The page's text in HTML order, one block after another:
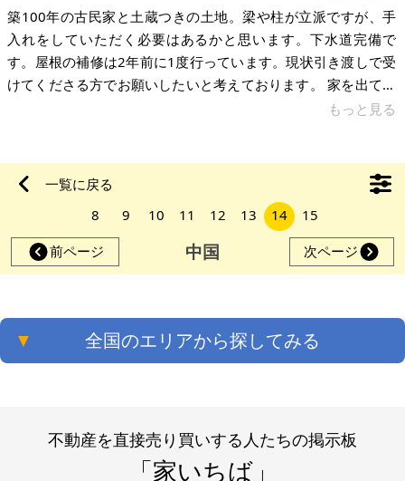
築100年の古民家と土蔵つきの土地。梁や柱が立派ですが、手
入れをしていただく必要はあるかと思います。下水道完備で
す。屋根の補修は2年前に1度行っています。現状引き渡しで受
けてくださる方でお願いしたいと考えております。 家を出てす
ぐ海があり、とてものどかな場所です。 譲渡時期については、
となります 場所：島根県松江市美保関町 土地：約231.4㎡ 建
物：132.23㎡ 構造：木造 現況：空き家 希望価格：70万円（応
際の
もっと見る
一覧に戻る
8
9 10 11 12 13 14
15
前ページ
中国 次ページ
▼ 全国のエリアから探してみる
不動産を直接売り買いする人たちの掲示板
「家いちば」